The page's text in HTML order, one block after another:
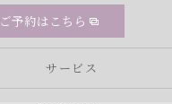
ご予約はこちら
サービス